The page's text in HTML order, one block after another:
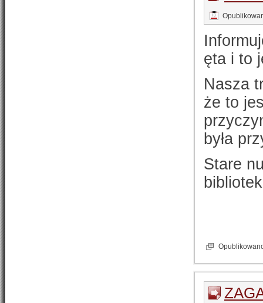
ęta i to
Nasza
że to
była
Stare